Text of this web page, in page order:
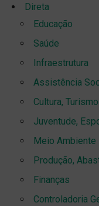
Direta
Educação
Saúde
Infraestrutura
Assistência
Cultura,
Juventude,
Meio Ambiente
Produção,
Finanças
Controladoria